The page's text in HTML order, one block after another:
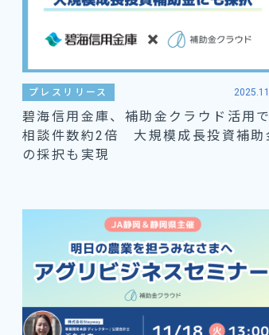
プレスリリース
碧海信用金庫、補助金クラウド活用で
相談件数約2倍 大規模成長投資補助
の採択も実現